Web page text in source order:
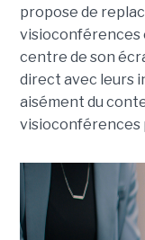
propose de
visioconférences
centre de son
direct avec leurs
aisément du
visioconférences